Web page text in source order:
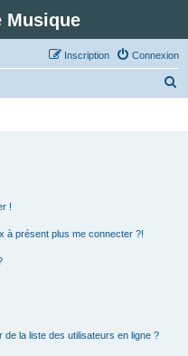
Musique
Connexion
Inscription
!
à présent plus me connecter ?!
de la liste des utilisateurs en ligne ?